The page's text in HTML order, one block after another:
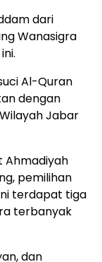
dari
Wanasigra
Al-Quran
dengan
Jabar
Ahmadiyah
pemilihan
terdapat tiga
terbanyak
dan